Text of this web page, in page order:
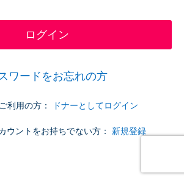
ワードをお忘れの方
利用の方： ドナーとしてログイン
ウントをお持ちでない方： 新規登録